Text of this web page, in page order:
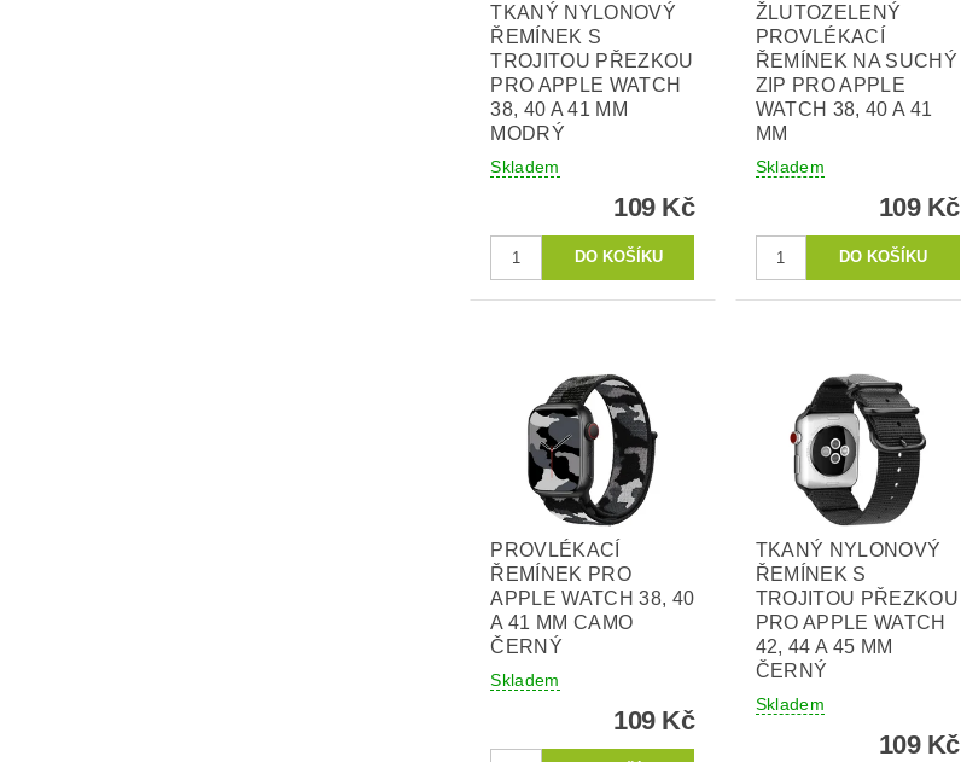
TKANÝ NYLONOVÝ
ŘEMÍNEK S
TROJITOU PŘEZKOU
PRO APPLE WATCH
38, 40 A 41 MM
MODRÝ
Skladem
109 Kč
ŽLUTOZELENÝ
PROVLÉKACÍ
ŘEMÍNEK NA SUCHÝ
ZIP PRO APPLE
WATCH 38, 40 A 41
MM
Skladem
109 Kč
PROVLÉKACÍ
ŘEMÍNEK PRO
APPLE WATCH 38, 40
A 41 MM CAMO
ČERNÝ
Skladem
109 Kč
TKANÝ NYLONOVÝ
ŘEMÍNEK S
TROJITOU PŘEZKOU
PRO APPLE WATCH
42, 44 A 45 MM
ČERNÝ
Skladem
109 Kč